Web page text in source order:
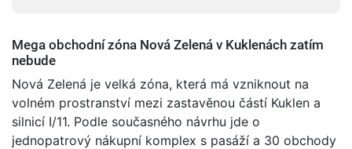
Mega obchodní zóna Nová Zelená v Kuklenách zatím
nebude
Nová Zelená je velká zóna, která má vzniknout na
volném prostranství mezi zastavěnou částí Kuklen a
silnicí I/11. Podle současného návrhu jde o
jednopatrový nákupní komplex s pasáží a 30 obchody